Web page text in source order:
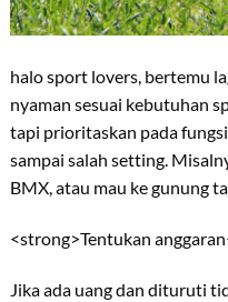
halo sport lovers, bertemu
nyaman sesuai kebutuhan
tapi prioritaskan pada
sampai salah setting.
BMX, atau mau ke gunung
<strong>Tentukan
Jika ada uang dan dituruti